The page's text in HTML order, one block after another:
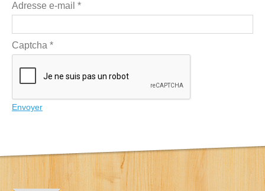
Adresse e-mail *
Captcha *
Envoyer